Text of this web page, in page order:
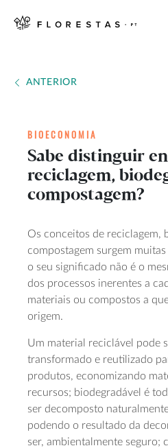
ANTERIOR
BIOECONOMIA
Sabe distinguir
reciclagem,
compostagem?
Os conceitos de reciclagem,
compostagem surgem
o seu significado não é o
dos processos inerentes a
materiais ou compostos a
origem.
Um material reciclável pode
transformado e reutilizado
produtos, economizando
recursos; biodegradável é
ser decomposto
podendo o resultado da
ser, ambientalmente seguro;